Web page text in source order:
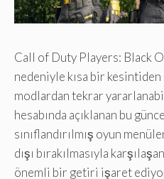
Call of Duty Players: Black
nedeniyle kısa bir kesintiden
modlardan tekrar
hesabında açıklanan bu
sınıflandırılmış oyun
dışı bırakılmasıyla
önemli bir getiri işaret